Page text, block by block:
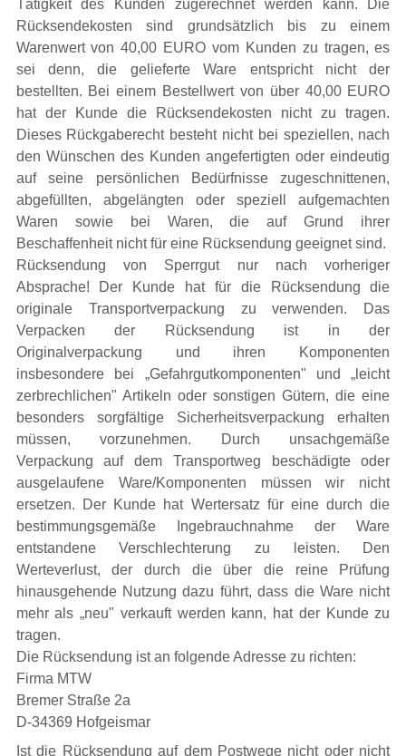
Tätigkeit des Kunden zugerechnet werden kann. Die
Rücksendekosten sind grundsätzlich bis zu einem
Warenwert von 40,00 EURO vom Kunden zu tragen, es
sei denn, die gelieferte Ware entspricht nicht der
bestellten. Bei einem Bestellwert von über 40,00 EURO
hat der Kunde die Rücksendekosten nicht zu tragen.
Dieses Rückgaberecht besteht nicht bei speziellen, nach
den Wünschen des Kunden angefertigten oder eindeutig
auf seine persönlichen Bedürfnisse zugeschnittenen,
abgefüllten, abgelängten oder speziell aufgemachten
Waren sowie bei Waren, die auf Grund ihrer
Beschaffenheit nicht für eine Rücksendung geeignet sind.
Rücksendung von Sperrgut nur nach vorheriger
Absprache! Der Kunde hat für die Rücksendung die
originale Transportverpackung zu verwenden. Das
Verpacken der Rücksendung ist in der
Originalverpackung und ihren Komponenten
insbesondere bei „Gefahrgutkomponenten" und „leicht
zerbrechlichen" Artikeln oder sonstigen Gütern, die eine
besonders sorgfältige Sicherheitsverpackung erhalten
müssen, vorzunehmen. Durch unsachgemäße
Verpackung auf dem Transportweg beschädigte oder
ausgelaufene Ware/Komponenten müssen wir nicht
ersetzen. Der Kunde hat Wertersatz für eine durch die
bestimmungsgemäße Ingebrauchnahme der Ware
entstandene Verschlechterung zu leisten. Den
Werteverlust, der durch die über die reine Prüfung
hinausgehende Nutzung dazu führt, dass die Ware nicht
mehr als „neu" verkauft werden kann, hat der Kunde zu
tragen.
Die Rücksendung ist an folgende Adresse zu richten:
Firma MTW
Bremer Straße 2a
D-34369 Hofgeismar
Ist die Rücksendung auf dem Postwege nicht oder nicht